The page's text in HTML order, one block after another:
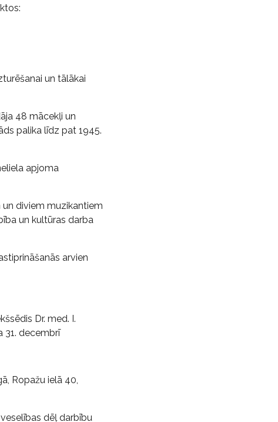
un tālākai
48 mācekļi un
palika līdz pat 1945.
apjoma
diviem muzikantiem
un kultūras darba
arvien
Dr. med. I.
31. decembrī
Ropažu ielā 40,
dēļ darbību